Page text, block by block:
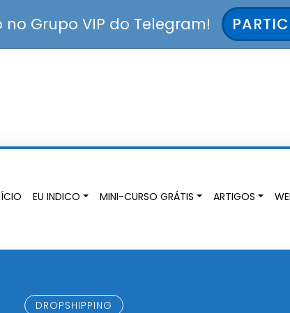
Grupo VIP do Telegram!
EU INDICO MINI-CURSO GRÁTIS ARTIGOS
DROPSHIPPING